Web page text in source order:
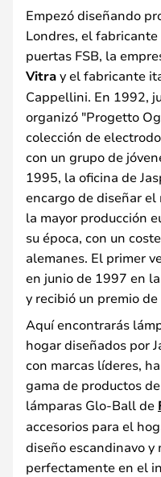
Empezó diseñando
Londres, el
puertas FSB, la
Vitray el fabricante
Cappellini. En 1992,
organizó "Progetto
colección de
con un grupo de
1995, la oficina de
encargo de diseñar el
la mayor producción
su época, con un
alemanes. El primer
en junio de 1997 en
y recibió un premio
Aquí encontrarás
hogar diseñados por
con marcas líderes,
gama de productos
lámparas Glo-Ball de
accesorios para el
diseño escandinavo y
perfectamente en el